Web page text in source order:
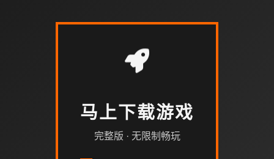
马上下载游戏
完整版 · 无限制畅玩